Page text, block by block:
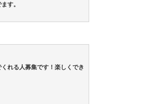
す。
れる人募集です！楽しくでき